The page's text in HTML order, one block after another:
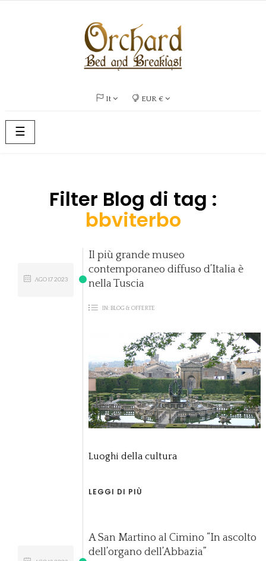
It EUR €
navigazione
Toggle
☰
Filter Blog di tag :
bbviterbo
Il più grande museo
contemporaneo diffuso d’Italia è
nella Tuscia
IN: BLOG & OFFERTE
AGO172023
Luoghi della cultura
LEGGI DI PIÙ
A San Martino al Cimino “In ascolto
dell’organo dell’Abbazia”